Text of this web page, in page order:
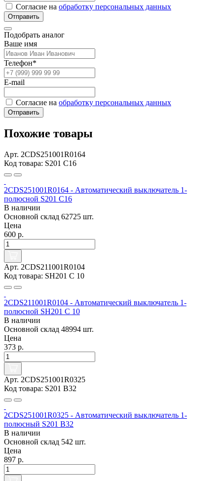
Согласие на обработку персональных данных
Отправить
Подобрать аналог
Ваше имя
Телефон*
E-mail
Согласие на обработку персональных данных
Отправить
Похожие товары
Арт. 2CDS251001R0164
Код товара: S201 C16
2CDS251001R0164 - Автоматический выключатель 1-
полюсной S201 C16
В наличии
Основной склад 62725 шт.
Цена
600 р.
Арт. 2CDS211001R0104
Код товара: SH201 C 10
2CDS211001R0104 - Автоматический выключатель 1-
полюсной SH201 C 10
В наличии
Основной склад 48994 шт.
Цена
373 р.
Арт. 2CDS251001R0325
Код товара: S201 B32
2CDS251001R0325 - Автоматический выключатель 1-
полюсный S201 B32
В наличии
Основной склад 542 шт.
Цена
897 р.